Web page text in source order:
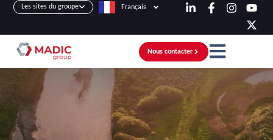
Les sites du groupe Français
Nous contacter